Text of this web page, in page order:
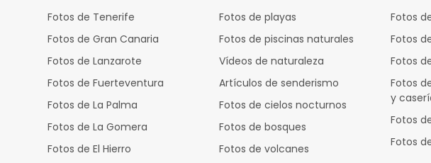
Fotos de Tenerife
Fotos de Gran Canaria
Fotos de Lanzarote
Fotos de Fuerteventura
Fotos de La Palma
Fotos de La Gomera
Fotos de El Hierro
Fotos de playas
Fotos de piscinas naturales
Vídeos de naturaleza
Artículos de senderismo
Fotos de cielos nocturnos
Fotos de bosques
Fotos de volcanes
Fotos
Fotos
Fotos
Fotos
y
Fotos
Fotos